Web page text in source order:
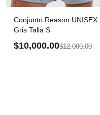
Conjunto Reason UNISEX
Gris Talla S
$10,000.00$12,000.00